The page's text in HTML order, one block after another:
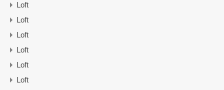
Loft
Loft
Loft
Loft
Loft
Loft